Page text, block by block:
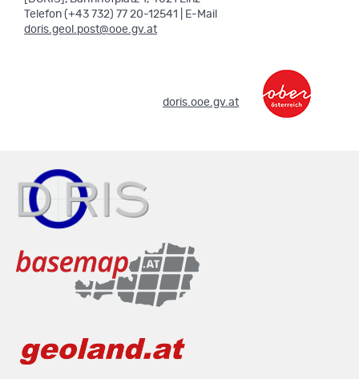
Telefon (+43 732) 77 20-12541 | E-Mail
doris.geol.post@ooe.gv.at
doris.ooe.gv.at.